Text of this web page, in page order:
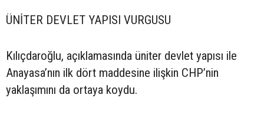
ÜNİTER DEVLET YAPISI VURGUSU
Kılıçdaroğlu, açıklamasında üniter devlet yapısı ile
Anayasa’nın ilk dört maddesine ilişkin CHP’nin
yaklaşımını da ortaya koydu.